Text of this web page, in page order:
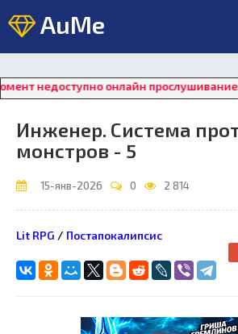
AuMe
онлайн прослушивание. Для
Инженер. Система
монстров - 5
15-янв-2026 0 2 814
Lit RPG / Постапокалипсис